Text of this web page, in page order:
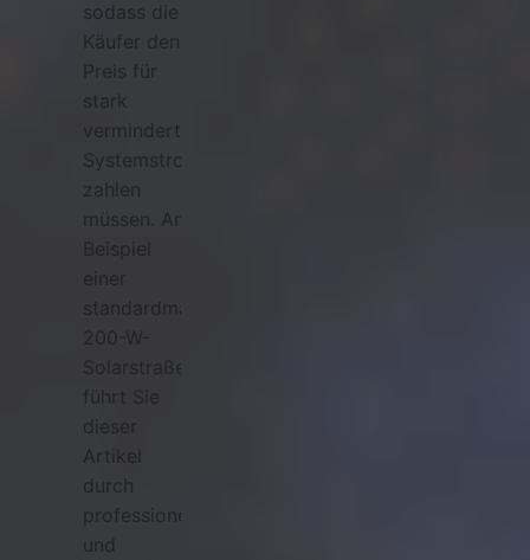
sodass die
Käufer den
Preis für
stark
verminderte
Systemstromerträge
zahlen
müssen. Am
Beispiel
einer
standardmäßigen
200-W-
Solarstraßenlaternenanlage
führt Sie
dieser
Artikel
durch
professionelle
und